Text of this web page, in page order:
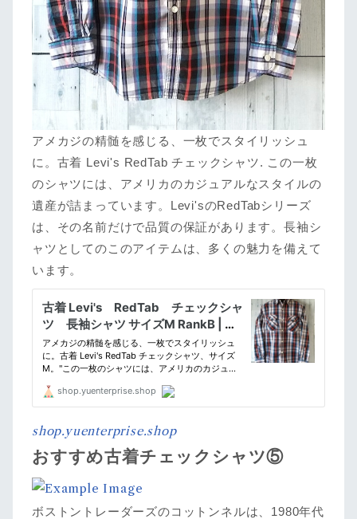
アメカジの精髄を感じる、一枚でスタイリッシュ
に。古着 Levi's RedTab チェックシャツ. この一枚
のシャツには、アメリカのカジュアルなスタイルの
遺産が詰まっています。Levi'sのRedTabシリーズ
は、その名前だけで品質の保証があります。長袖シ
ャツとしてのこのアイテムは、多くの魅力を備えて
います。
shop.yuenterprise.shop
おすすめ古着チェックシャツ⑤
ボストントレーダーズのコットンネルは、1980年代